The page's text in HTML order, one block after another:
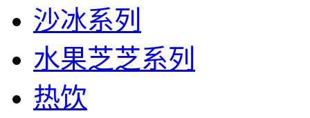
沙冰系列
水果芝芝系列
热饮